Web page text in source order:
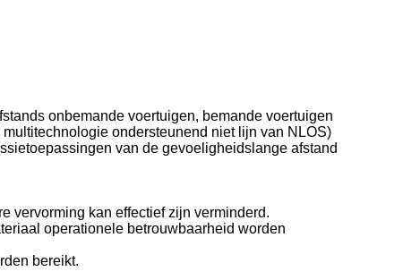
onbemande voertuigen, bemande voertuigen
ondersteunend niet lijn van NLOS)
van de gevoeligheidslange afstand
vervorming kan effectief zijn verminderd.
operationele betrouwbaarheid worden
bereikt.